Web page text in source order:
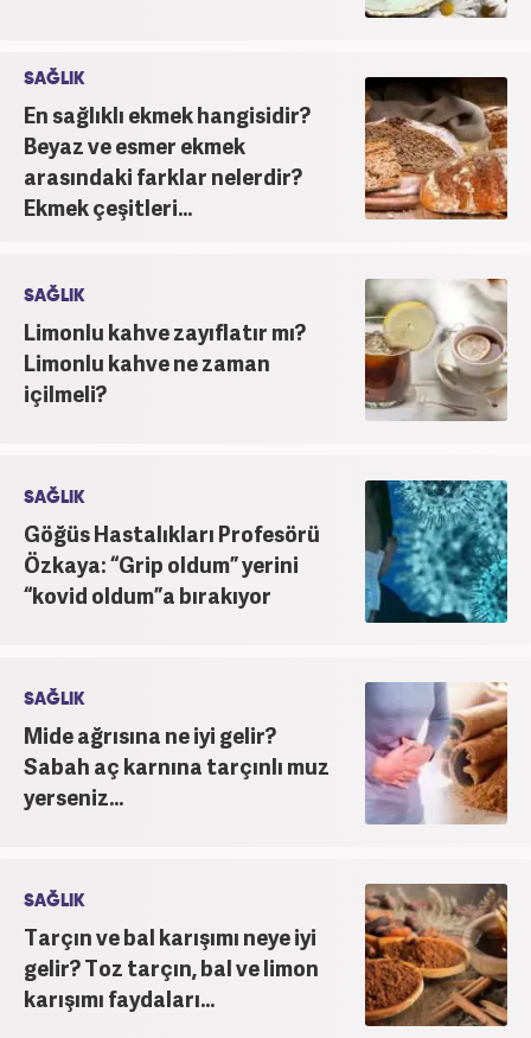
SAĞLIK
En sağlıklı ekmek hangisidir?
Beyaz ve esmer ekmek
arasındaki farklar nelerdir?
Ekmek çeşitleri...
SAĞLIK
Limonlu kahve zayıflatır mı?
Limonlu kahve ne zaman
içilmeli?
SAĞLIK
Göğüs Hastalıkları Profesörü
Özkaya: “Grip oldum” yerini
“kovid oldum”a bırakıyor
SAĞLIK
Mide ağrısına ne iyi gelir?
Sabah aç karnına tarçınlı muz
yerseniz...
SAĞLIK
Tarçın ve bal karışımı neye iyi
gelir? Toz tarçın, bal ve limon
karışımı faydaları...